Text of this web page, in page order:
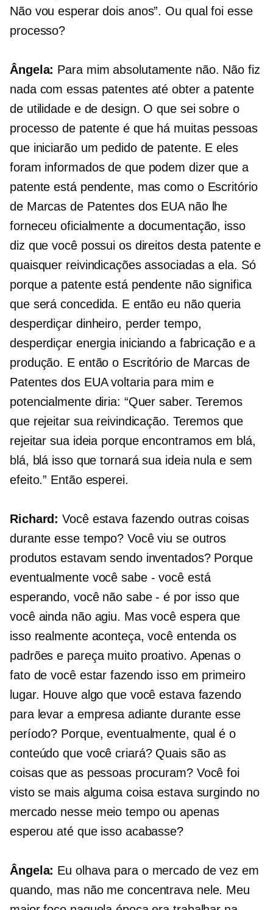
Não vou esperar dois anos”. Ou qual foi esse
processo?
Ângela: Para mim absolutamente não. Não fiz
nada com essas patentes até obter a patente
de utilidade e de design. O que sei sobre o
processo de patente é que há muitas pessoas
que iniciarão um pedido de patente. E eles
foram informados de que podem dizer que a
patente está pendente, mas como o Escritório
de Marcas de Patentes dos EUA não lhe
forneceu oficialmente a documentação, isso
diz que você possui os direitos desta patente e
quaisquer reivindicações associadas a ela. Só
porque a patente está pendente não significa
que será concedida. E então eu não queria
desperdiçar dinheiro, perder tempo,
desperdiçar energia iniciando a fabricação e a
produção. E então o Escritório de Marcas de
Patentes dos EUA voltaria para mim e
potencialmente diria: “Quer saber. Teremos
que rejeitar sua reivindicação. Teremos que
rejeitar sua ideia porque encontramos em blá,
blá, blá isso que tornará sua ideia nula e sem
efeito.” Então esperei.
Richard: Você estava fazendo outras coisas
durante esse tempo? Você viu se outros
produtos estavam sendo inventados? Porque
eventualmente você sabe - você está
esperando, você não sabe - é por isso que
você ainda não agiu. Mas você espera que
isso realmente aconteça, você entenda os
padrões e pareça muito proativo. Apenas o
fato de você estar fazendo isso em primeiro
lugar. Houve algo que você estava fazendo
para levar a empresa adiante durante esse
período? Porque, eventualmente, qual é o
conteúdo que você criará? Quais são as
coisas que as pessoas procuram? Você foi
visto se mais alguma coisa estava surgindo no
mercado nesse meio tempo ou apenas
esperou até que isso acabasse?
Ângela: Eu olhava para o mercado de vez em
quando, mas não me concentrava nele. Meu